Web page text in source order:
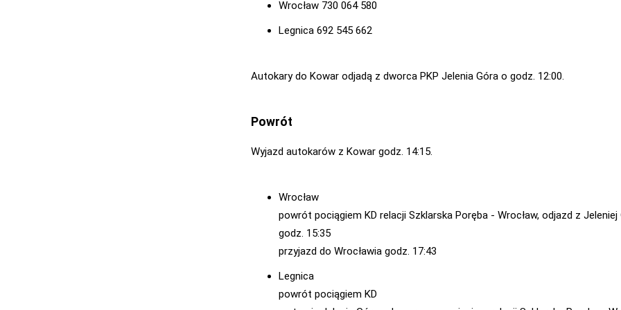
Wrocław 730 064 580
Legnica 692 545 662
Autokary do Kowar odjadą z dworca PKP Jelenia Góra o godz. 12:00.
Powrót
Wyjazd autokarów z Kowar godz. 14:15.
Wrocław
powrót pociągiem KD relacji Szklarska Poręba - Wrocław, odjazd z Jeleniej
godz. 15:35
przyjazd do Wrocławia godz. 17:43
Legnica
powrót pociągiem KD